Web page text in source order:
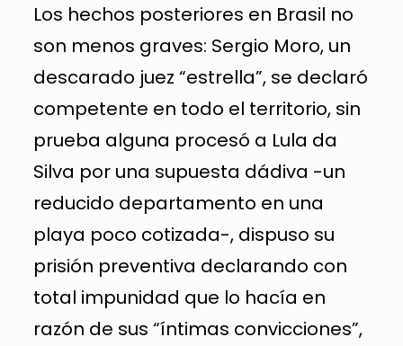
Los hechos posteriores en Brasil no
son menos graves: Sergio Moro, un
descarado juez “estrella”, se declaró
competente en todo el territorio, sin
prueba alguna procesó a Lula da
Silva por una supuesta dádiva -un
reducido departamento en una
playa poco cotizada-, dispuso su
prisión preventiva declarando con
total impunidad que lo hacía en
razón de sus “íntimas convicciones”,